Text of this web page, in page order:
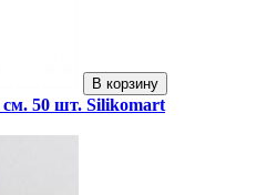
В корзину
50 шт. Silikomart